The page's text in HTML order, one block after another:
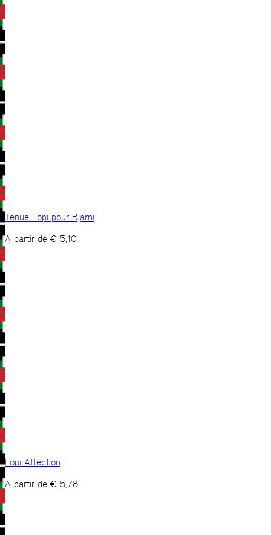
Tenue Lopi pour Bjarni
A partir de € 5,10
Lopi Affection
A partir de € 5,78